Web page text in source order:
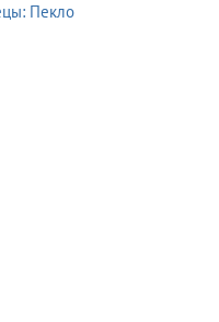
Пекло